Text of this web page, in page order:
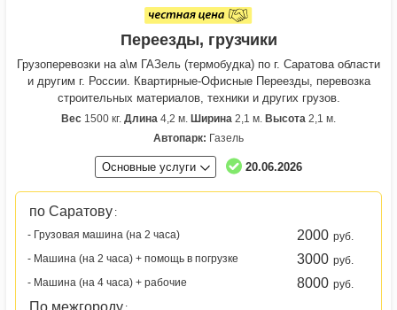
Переезды, грузчики
Грузоперевозки на а\м ГАЗель (термобудка) по г. Саратова области
и другим г. России. Квартирные-Офисные Переезды, перевозка
строительных материалов, техники и других грузов.
Вес 1500 кг. Длина 4,2 м. Ширина 2,1 м. Высота 2,1 м.
Автопарк: Газель
Основные услуги 20.06.2026
по Саратову :
- Грузовая машина (на 2 часа)
2000 руб.
- Машина (на 2 часа) + помощь в погрузке
3000 руб.
- Машина (на 4 часа) + рабочие
8000 руб.